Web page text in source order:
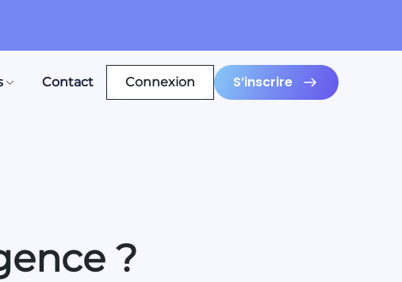
Contact Connexion S’inscrire
?